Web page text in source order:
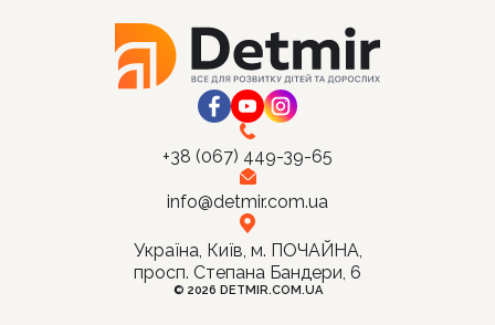
+38 (067) 449-39-65
info@detmir.com.ua
Україна, Київ, м. ПОЧАЙНА,
просп. Степана Бандери, 6
© 2026 DETMIR.COM.UA